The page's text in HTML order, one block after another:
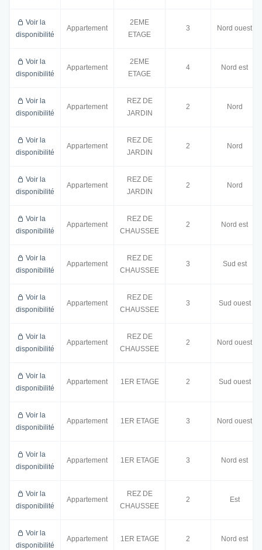
Voir la
disponibilité
Appartement
2EME
ETAGE
3 Nord ouest
Voir la
disponibilité
Appartement
2EME
ETAGE
4 Nord est
Voir la
disponibilité
Appartement
REZ DE
JARDIN
2 Nord
Voir la
disponibilité
Appartement
REZ DE
JARDIN
2 Nord
Voir la
disponibilité
Appartement
REZ DE
JARDIN
2 Nord
Voir la
disponibilité
Appartement
REZ DE
CHAUSSEE
2 Nord est
Voir la
disponibilité
Appartement
REZ DE
CHAUSSEE
3 Sud est
Voir la
disponibilité
Appartement
REZ DE
CHAUSSEE
3 Sud ouest
Voir la
disponibilité
Appartement
REZ DE
CHAUSSEE
2 Nord ouest
Voir la
disponibilité
Appartement 1ER ETAGE 2 Sud ouest
Voir la
disponibilité
Appartement 1ER ETAGE 3 Nord ouest
Voir la
disponibilité
Appartement 1ER ETAGE 3 Nord est
Voir la
disponibilité
Appartement
REZ DE
CHAUSSEE
2 Est
Voir la
disponibilité
Appartement 1ER ETAGE 2 Nord est